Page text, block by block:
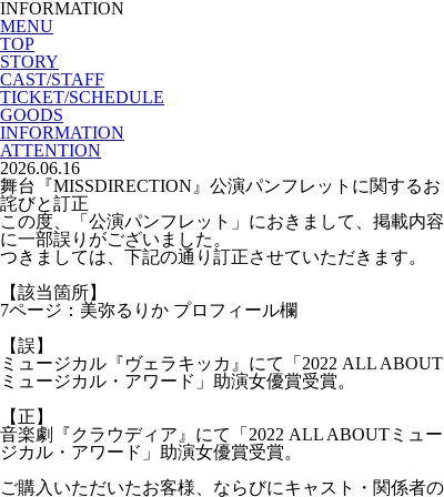
INFORMATION
MENU
TOP
STORY
CAST/STAFF
TICKET/SCHEDULE
GOODS
INFORMATION
ATTENTION
2026.06.16
舞台『MISSDIRECTION』公演パンフレットに関するお
詫びと訂正
この度、「公演パンフレット」におきまして、掲載内容
に一部誤りがございました。
つきましては、下記の通り訂正させていただきます。
【該当箇所】
7ページ：美弥るりか プロフィール欄
【誤】
ミュージカル『ヴェラキッカ』にて「2022 ALL ABOUT
ミュージカル・アワード」助演⼥優賞受賞。
【正】
⾳楽劇『クラウディア』にて「2022 ALL ABOUTミュー
ジカル・アワード」助演⼥優賞受賞。
ご購入いただいたお客様、ならびにキャスト・関係者の